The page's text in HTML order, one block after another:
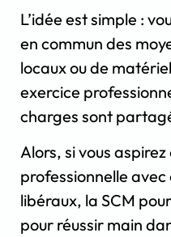
L’idée est simple :
en commun des
locaux ou de
exercice
charges sont
Alors, si vous
professionnelle avec
libéraux, la SCM
pour réussir main